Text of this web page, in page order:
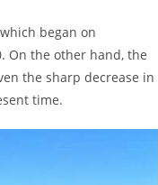
began on
On the other hand, the
the sharp decrease in
time.